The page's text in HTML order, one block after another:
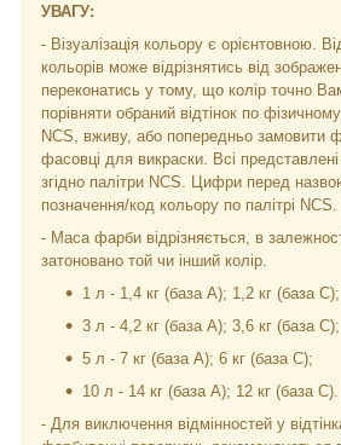
УВАГУ:
- Візуалізація кольору є орієнтовною.
кольорів може відрізнятись від
переконатись у тому, що колір точно
порівняти обраний відтінок по
NCS, вживу, або попередньо замовити
фасовці для викраски. Всі
згідно палітри NCS. Цифри перед
позначення/код кольору по палітрі NCS.
- Маса фарби відрізняється, в
затоновано той чи інший колір.
1 л - 1,4 кг (база А); 1,2 кг (база С);
3 л - 4,2 кг (база А); 3,6 кг (база C);
5 л - 7 кг (база А); 6 кг (база С);
10 л - 14 кг (база А); 12 кг (база С).
- Для виключення відмінностей у